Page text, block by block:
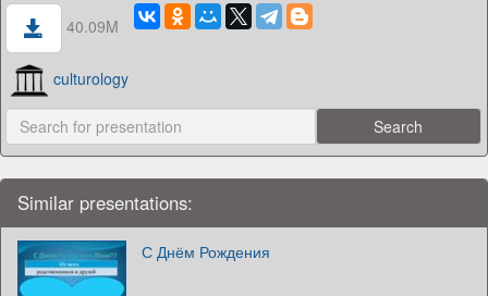
40.09M
culturology
Similar presentations:
С Днём Рождения